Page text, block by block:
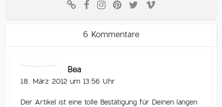
6 Kommentare
Bea
18. März 2012 um 13:56 Uhr
Der Artikel ist eine tolle Bestätigung für Deinen langen